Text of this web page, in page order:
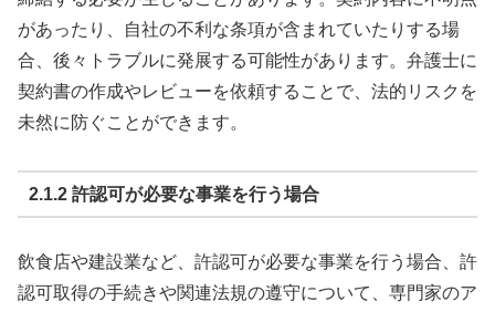
があったり、自社の不利な条項が含まれていたりする場
合、後々トラブルに発展する可能性があります。弁護士に
契約書の作成やレビューを依頼することで、法的リスクを
未然に防ぐことができます。
2.1.2 許認可が必要な事業を行う場合
飲食店や建設業など、許認可が必要な事業を行う場合、許
認可取得の手続きや関連法規の遵守について、専門家のア